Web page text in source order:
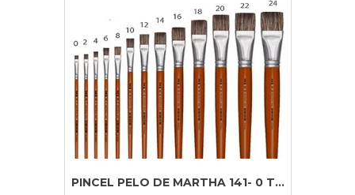
PINCEL PELO DE MARTHA 141- 0 T...